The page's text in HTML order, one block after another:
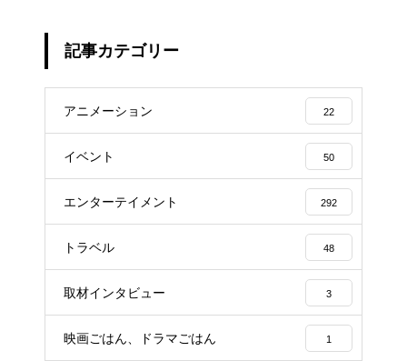
記事カテゴリー
アニメーション 22
イベント 50
エンターテイメント 292
トラベル 48
取材インタビュー 3
映画ごはん、ドラマごはん 1